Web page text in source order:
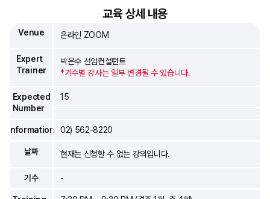
교육 상세 내용
Venue 온라인 ZOOM
Expert
Trainer
박은수 선임컨설턴트
*기수별 강사는 일부 변경될 수 있습니다.
Expected
Number
15
Information 02) 562-8220
날짜 현재는 신청할 수 없는 강의입니다.
기수 -